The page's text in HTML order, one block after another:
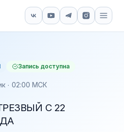
Запись доступна
· 02:00 МСК
С 22